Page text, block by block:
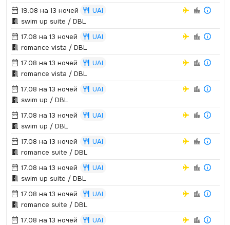
19.08 на 13 ночей
UAI
swim up suite / DBL
17.08 на 13 ночей
UAI
romance vista / DBL
17.08 на 13 ночей
UAI
romance vista / DBL
17.08 на 13 ночей
UAI
swim up / DBL
17.08 на 13 ночей
UAI
swim up / DBL
17.08 на 13 ночей
UAI
romance suite / DBL
17.08 на 13 ночей
UAI
swim up suite / DBL
17.08 на 13 ночей
UAI
romance suite / DBL
17.08 на 13 ночей
UAI